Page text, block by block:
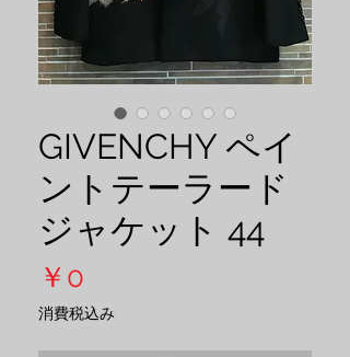
GIVENCHY ペイ
ントテーラード
ジャケット 44
￥0
格
消費税込み